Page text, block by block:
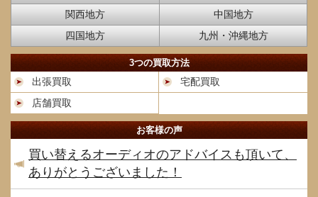
関西地方
中国地方
四国地方
九州・沖縄地方
3つの買取方法
出張買取
宅配買取
店舗買取
お客様の声
買い替えるオーディオのアドバイスも頂いて、
ありがとうございました！